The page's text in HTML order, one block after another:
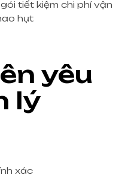
tiết kiệm chi phí vận
hụt
yêu
lý
xác